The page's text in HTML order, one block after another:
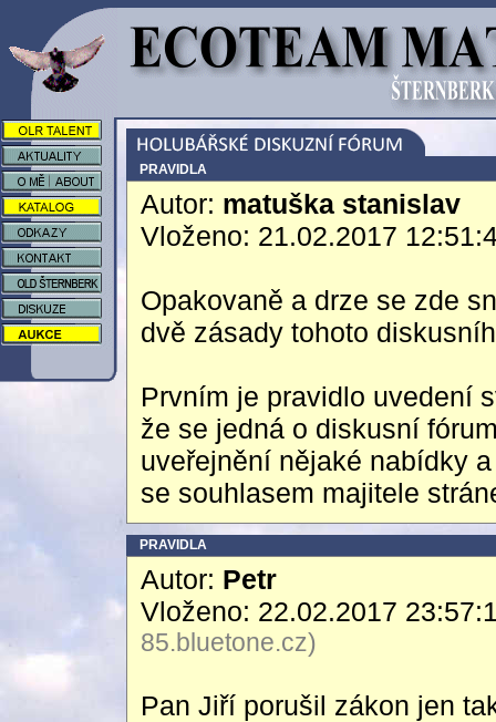
PRAVIDLA
Autor: matuška stanislav
Vloženo: 21.02.2017
Opakovaně a drze se zde
dvě zásady tohoto
Prvním je pravidlo uvedení
že se jedná o diskusní
uveřejnění nějaké nabídky
se souhlasem majitele
PRAVIDLA
Autor: Petr
Vloženo: 22.02.2017
85.bluetone.cz)
Pan Jiří porušil zákon jen